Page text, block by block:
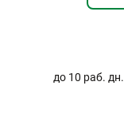
до 10 раб. дн.